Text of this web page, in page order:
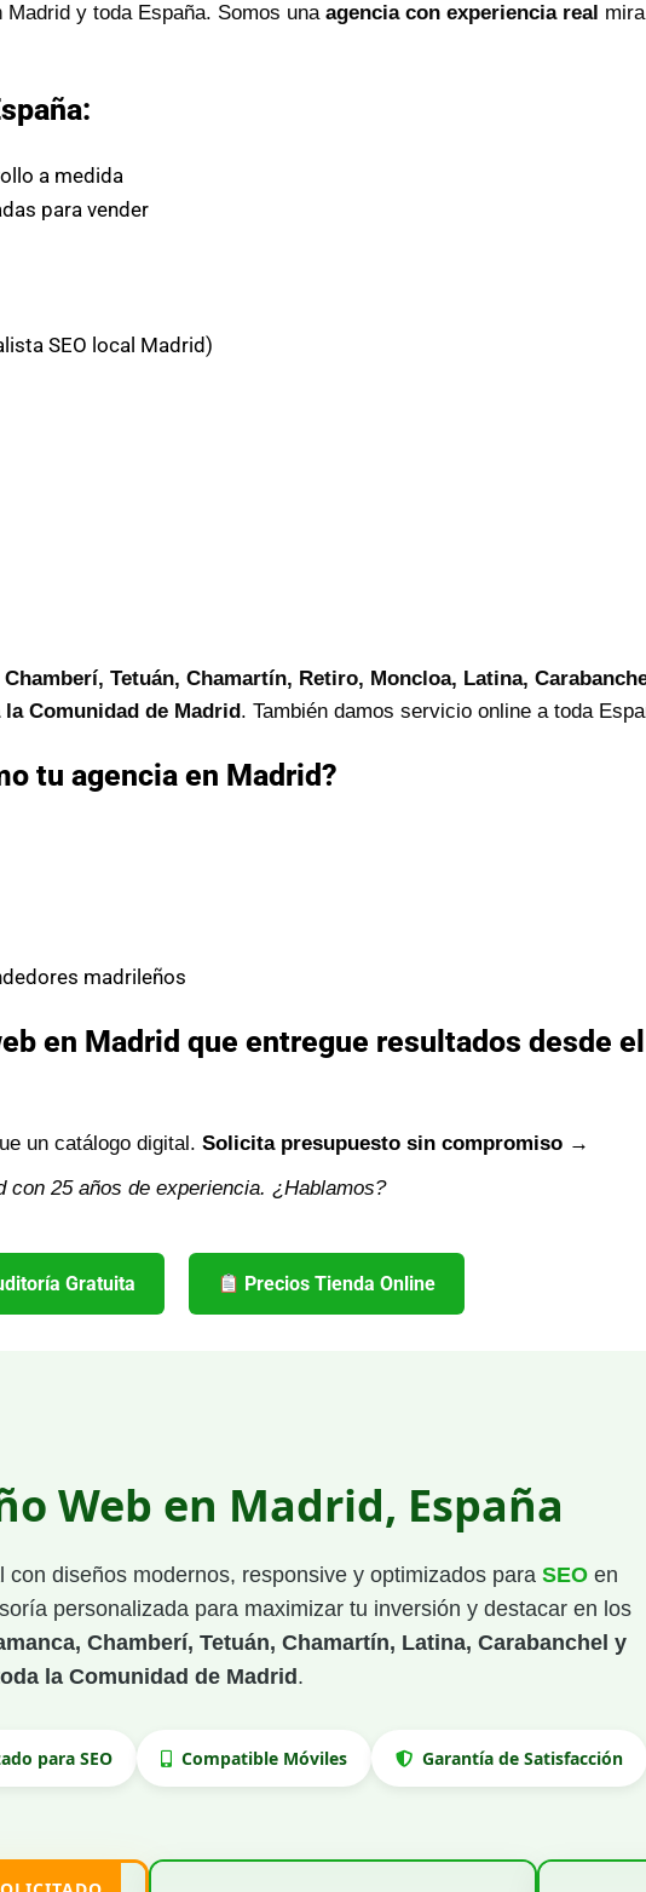
y toda España. Somos una agencia con experiencia real
a medida
para vender
SEO local Madrid)
Tetuán, Chamartín, Retiro, Moncloa, Latina,
Comunidad de Madrid. También damos servicio online a toda
tu agencia en Madrid?
madrileños
en Madrid que entregue resultados desde
un catálogo digital. Solicita presupuesto sin compromiso →
con 25 años de experiencia. ¿Hablamos?
Gratuita Precios Tienda Online
Web en Madrid, España
diseños modernos, responsive y optimizados para SEO en
personalizada para maximizar tu inversión y destacar en los
Chamberí, Tetuán, Chamartín, Latina, Carabanchel y
la Comunidad de Madrid .
para SEO Compatible Móviles Garantía de Satisfacción